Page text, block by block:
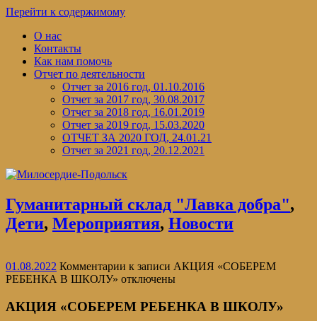
Перейти к содержимому
О нас
Контакты
Как нам помочь
Отчет по деятельности
Отчет за 2016 год, 01.10.2016
Отчет за 2017 год, 30.08.2017
Отчет за 2018 год, 16.01.2019
Отчет за 2019 год, 15.03.2020
ОТЧЕТ ЗА 2020 ГОД, 24.01.21
Отчет за 2021 год, 20.12.2021
Гуманитарный склад "Лавка добра",
Дети, Мероприятия, Новости
01.08.2022 Комментарии к записи АКЦИЯ «СОБЕРЕМ
РЕБЕНКА В ШКОЛУ» отключены
АКЦИЯ «СОБЕРЕМ РЕБЕНКА В ШКОЛУ»